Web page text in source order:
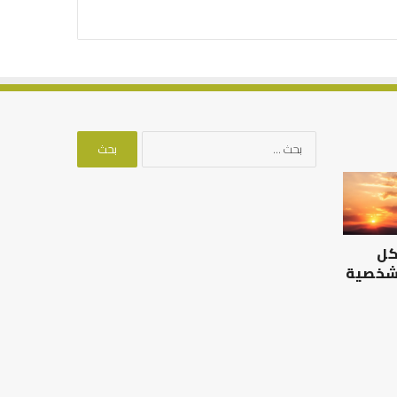
الرصيد
التربوي
والطفولة
المبكرة
..
كيف
شخصية
البحث